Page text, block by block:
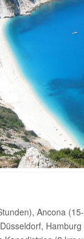
Ancona